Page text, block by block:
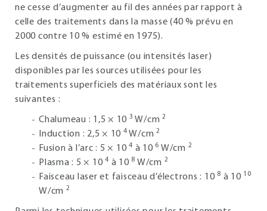
ne cesse d’augmenter au fil des années par rapport à
celle des traitements dans la masse (40 % prévu en
2000 contre 10 % estimé en 1975).
Les densités de puissance (ou intensités laser)
disponibles par les sources utilisées pour les
traitements superficiels des matériaux sont les
suivantes :
Chalumeau : 1,5 × 10 3 W/cm 2
Induction : 2,5 × 10 4 W/cm 2
Fusion à l’arc : 5 × 10 4 à 10 6 W/cm 2
Plasma : 5 × 10 4 à 10 8 W/cm 2
Faisceau laser et faisceau d’électrons : 10 8 à 10 10
W/cm 2